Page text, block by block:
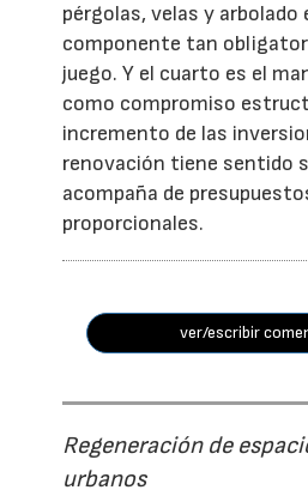
pérgolas, velas y
componente tan
juego. Y el cuarto es el
como compromiso
incremento de las
renovación tiene sentido
acompaña de
proporcionales.
ver/escribir
Regeneración de
urbanos